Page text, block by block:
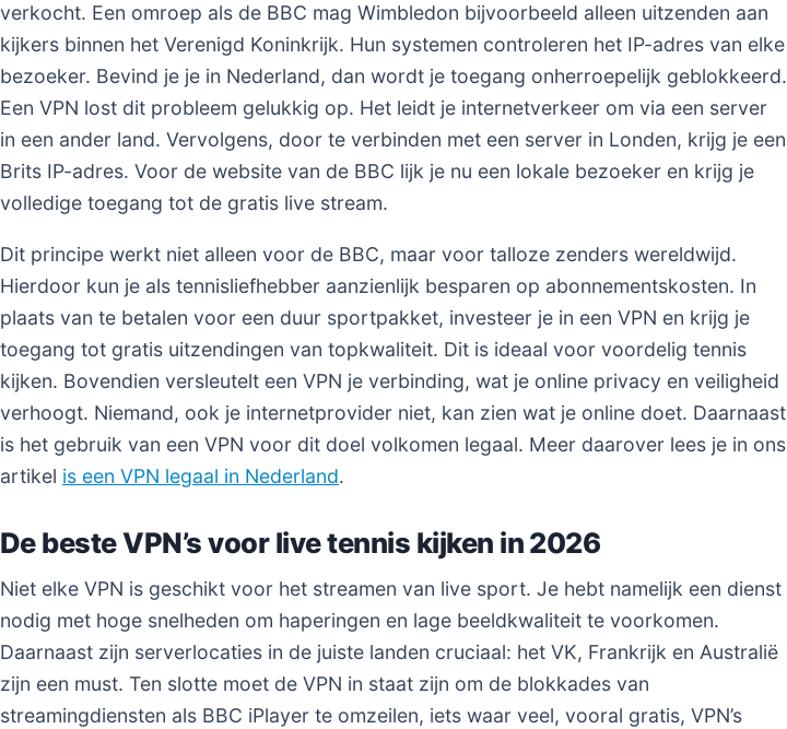
verkocht. Een omroep als de BBC mag Wimbledon bijvoorbeeld alleen uitzenden aan
kijkers binnen het Verenigd Koninkrijk. Hun systemen controleren het IP-adres van elke
bezoeker. Bevind je je in Nederland, dan wordt je toegang onherroepelijk geblokkeerd.
Een VPN lost dit probleem gelukkig op. Het leidt je internetverkeer om via een server
in een ander land. Vervolgens, door te verbinden met een server in Londen, krijg je een
Brits IP-adres. Voor de website van de BBC lijk je nu een lokale bezoeker en krijg je
volledige toegang tot de gratis live stream.
Dit principe werkt niet alleen voor de BBC, maar voor talloze zenders wereldwijd.
Hierdoor kun je als tennisliefhebber aanzienlijk besparen op abonnementskosten. In
plaats van te betalen voor een duur sportpakket, investeer je in een VPN en krijg je
toegang tot gratis uitzendingen van topkwaliteit. Dit is ideaal voor voordelig tennis
kijken. Bovendien versleutelt een VPN je verbinding, wat je online privacy en veiligheid
verhoogt. Niemand, ook je internetprovider niet, kan zien wat je online doet. Daarnaast
is het gebruik van een VPN voor dit doel volkomen legaal. Meer daarover lees je in ons
artikel is een VPN legaal in Nederland.
De beste VPN’s voor live tennis kijken in 2026
Niet elke VPN is geschikt voor het streamen van live sport. Je hebt namelijk een dienst
nodig met hoge snelheden om haperingen en lage beeldkwaliteit te voorkomen.
Daarnaast zijn serverlocaties in de juiste landen cruciaal: het VK, Frankrijk en Australië
zijn een must. Ten slotte moet de VPN in staat zijn om de blokkades van
streamingdiensten als BBC iPlayer te omzeilen, iets waar veel, vooral gratis, VPN’s